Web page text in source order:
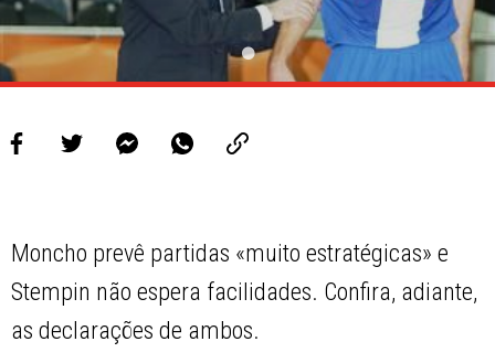
Moncho prevê partidas «muito estratégicas» e
Stempin não espera facilidades. Confira, adiante,
as declarações de ambos.